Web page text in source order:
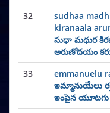
32
sudhaa
kiranaala
సుధా మధుర
అరుణోదయం
33
emmanuelu
ఇమ్మానుయేలు
ఇంపైన యూటగు